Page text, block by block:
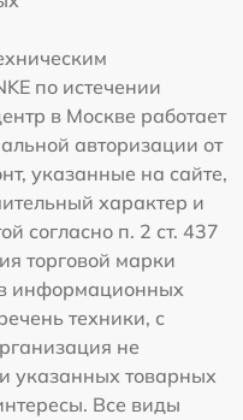
по истечении
в Москве работает
авторизации от
указанные на сайте,
характер и
согласно п. 2 ст. 437
торговой марки
в информационных
техники, с
не
указанных товарных
Все виды